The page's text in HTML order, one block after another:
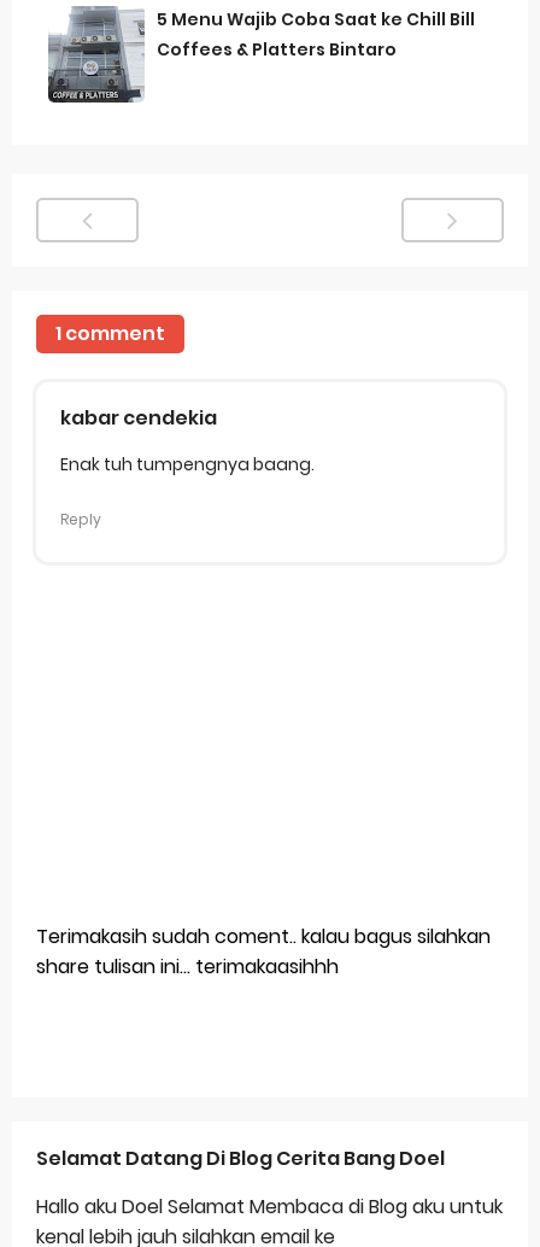
5 Menu Wajib Coba Saat ke Chill Bill
Coffees & Platters Bintaro
1 comment
kabar cendekia
Enak tuh tumpengnya baang.
Reply
Terimakasih sudah coment.. kalau bagus silahkan
share tulisan ini... terimakaasihhh
Selamat Datang Di Blog Cerita Bang Doel
Hallo aku Doel Selamat Membaca di Blog aku untuk
kenal lebih jauh silahkan email ke